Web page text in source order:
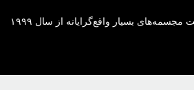
بسیار واقع‌گرایانه از سال ۱۹۹۹